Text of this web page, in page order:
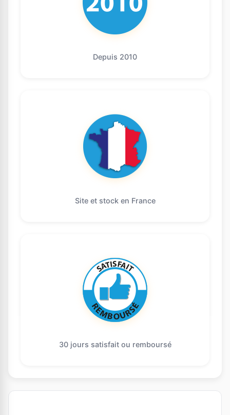
Depuis 2010
Site et stock en France
30 jours satisfait ou remboursé